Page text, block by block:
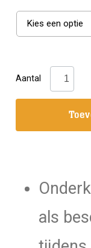
Kies een optie
Aantal
Mares:
Rash
aantal
als